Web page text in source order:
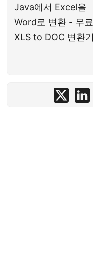
Java에서 Excel을
Word로 변환 - 무료
XLS to DOC 변환기